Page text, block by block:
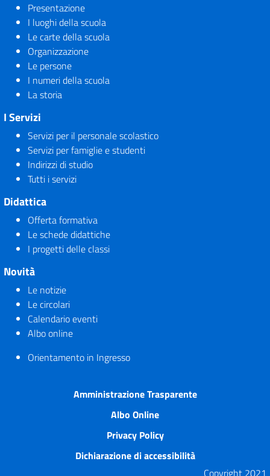
Presentazione
I luoghi della scuola
Le carte della scuola
Organizzazione
Le persone
I numeri della scuola
La storia
I Servizi
Servizi per il personale scolastico
Servizi per famiglie e studenti
Indirizzi di studio
Tutti i servizi
Didattica
Offerta formativa
Le schede didattiche
I progetti delle classi
Novità
Le notizie
Le circolari
Calendario eventi
Albo online
Orientamento in Ingresso
Amministrazione Trasparente
Albo Online
Privacy Policy
Dichiarazione di accessibilità
Copyright 2021